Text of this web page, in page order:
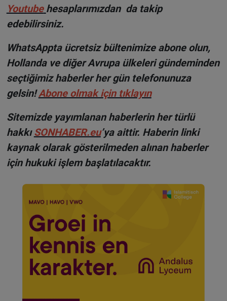
Youtube hesaplarımızdan da takip
edebilirsiniz.
WhatsAppta ücretsiz bültenimize abone olun,
Hollanda ve diğer Avrupa ülkeleri gündeminden
seçtiğimiz haberler her gün telefonunuza
gelsin!Abone olmak için tıklayın
Sitemizde yayımlanan haberlerin her türlü
hakkıSONHABER.eu’ya aittir. Haberin linki
kaynak olarak gösterilmeden alınan haberler
için hukuki işlem başlatılacaktır.